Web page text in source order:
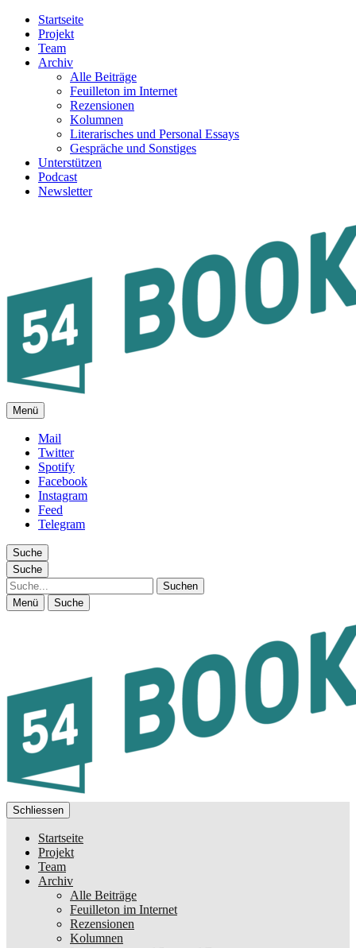
Startseite
Projekt
Team
Archiv
Alle Beiträge
Feuilleton im Internet
Rezensionen
Kolumnen
Literarisches und Personal Essays
Gespräche und Sonstiges
Unterstützen
Podcast
Newsletter
FEUILLETON IM INTERNET
Menü
Mail
Twitter
Spotify
Facebook
Instagram
Feed
Telegram
Suche
Suche
Suche
Menü Suche
Schliessen
Startseite
Projekt
Team
Archiv
Alle Beiträge
Feuilleton im Internet
Rezensionen
Kolumnen